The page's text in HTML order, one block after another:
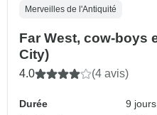
Merveilles de l'Antiquité
Far West, cow-boys
City)
4.0 (4 avis)
Durée
9 jours